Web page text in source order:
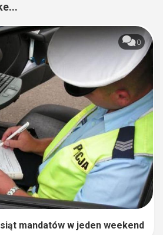
0
mandatów w jeden weekend